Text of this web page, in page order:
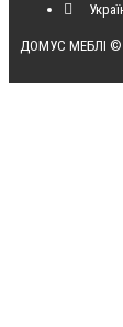
ДОМУС МЕБЛІ ©